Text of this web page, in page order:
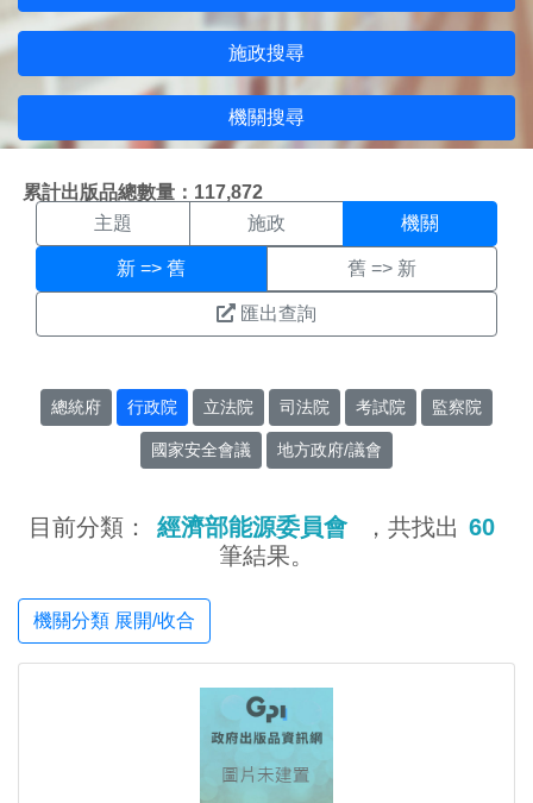
施政搜尋
機關搜尋
累計出版品總數量：117,872
機關搜尋結果頁面
主題 施政 機關
新 => 舊 舊 => 新
匯出查詢
總統府 行政院 立法院 司法院 考試院 監察院
國家安全會議 地方政府/議會
目前分類： 經濟部能源委員會 ，共找出 60
筆結果。
機關分類 展開/收合